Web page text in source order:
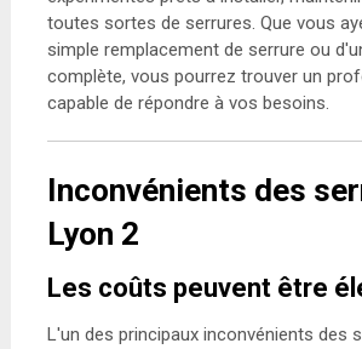
toutes sortes de serrures. Que vous
simple remplacement de serrure ou
complète, vous pourrez trouver un
capable de répondre à vos besoins.
Inconvénients des
Lyon 2
Les coûts peuvent être
L'un des principaux inconvénients des